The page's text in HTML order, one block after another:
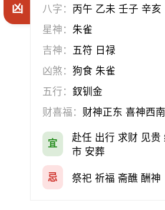
凶
八字： 丙午 乙未 壬子 辛亥
星神： 朱雀
吉神： 五符 日禄
凶煞：狗食 朱雀
五行：釵钏金
财喜福： 财神正东 喜神西南
宜
赴任 出行 求财 见贵
市 安葬
忌 祭祀 祈福 斋醮 酬神